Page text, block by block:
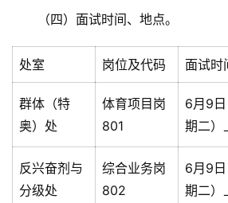
（四）面试时间、地点。
处室 岗位及代码 面试时
群体（特
奥）处
体育项目岗
801
6月9
期二）
反兴奋剂与
分级处
综合业务岗
802
6月9
期二）